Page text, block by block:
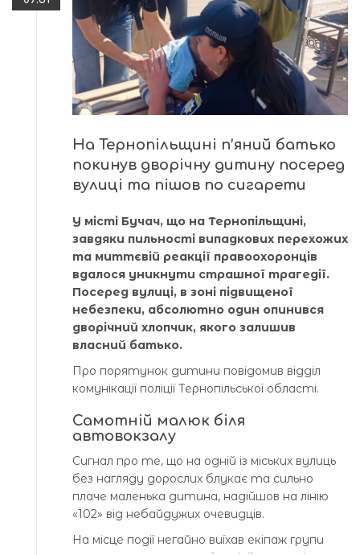
На Тернопільщині п’яний батько
покинув дворічну дитину посеред
вулиці та пішов по сигарети
У місті Бучач, що на Тернопільщині,
завдяки пильності випадкових перехожих
та миттєвій реакції правоохоронців
вдалося уникнути страшної трагедії.
Посеред вулиці, в зоні підвищеної
небезпеки, абсолютно один опинився
дворічний хлопчик, якого залишив
власний батько.
Про порятунок дитини повідомив відділ
комунікації поліції Тернопільської області.
Самотній малюк біля
автовокзалу
Сигнал про те, що на одній із міських вулиць
без нагляду дорослих блукає та сильно
плаче маленька дитина, надійшов на лінію
«102» від небайдужих очевидців.
На місце події негайно виїхав екіпаж групи